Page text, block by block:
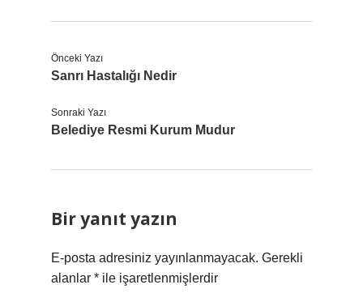
Önceki Yazı
Sanrı Hastalığı Nedir
Sonraki Yazı
Belediye Resmi Kurum Mudur
Bir yanıt yazın
E-posta adresiniz yayınlanmayacak. Gerekli
alanlar * ile işaretlenmişlerdir